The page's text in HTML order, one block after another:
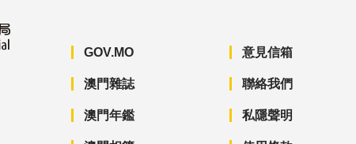
GOV.MO
澳門雜誌
澳門年鑑
意見信箱
聯絡我們
私隱聲明